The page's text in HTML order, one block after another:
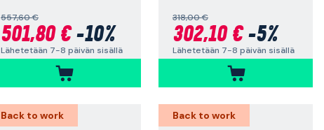
557,60 €
501,80 €-10%
Lähetetään 7-8 päivän sisällä
318,00 €
302,10 €-5%
Lähetetään 7-8 päivän sisällä
Back to work
Back to work